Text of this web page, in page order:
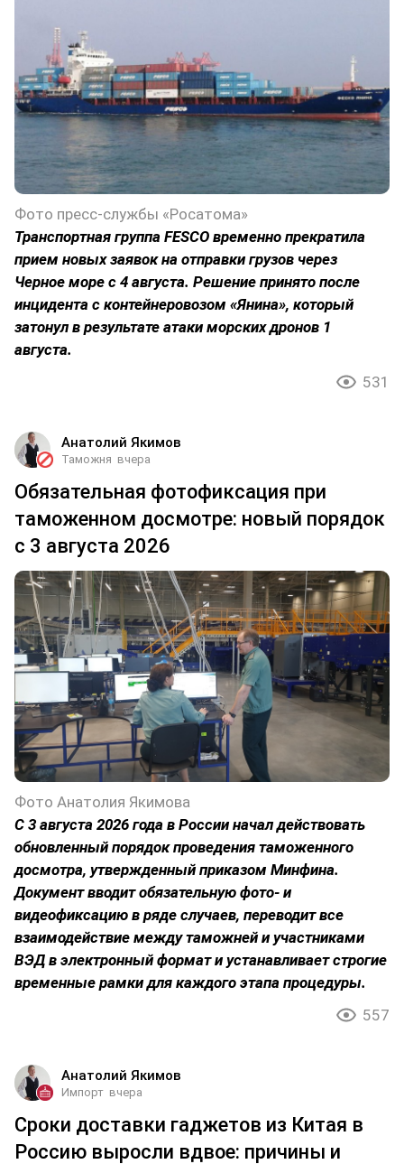
Фото пресс-службы «Росатома»
Транспортная группа FESCO временно прекратила
прием новых заявок на отправки грузов через
Черное море с 4 августа. Решение принято после
инцидента с контейнеровозом «Янина», который
затонул в результате атаки морских дронов 1
августа.
531
Анатолий Якимов
Таможня вчера
Обязательная фотофиксация при
таможенном досмотре: новый порядок
с 3 августа 2026
Фото Анатолия Якимова
С 3 августа 2026 года в России начал действовать
обновленный порядок проведения таможенного
досмотра, утвержденный приказом Минфина.
Документ вводит обязательную фото- и
видеофиксацию в ряде случаев, переводит все
взаимодействие между таможней и участниками
ВЭД в электронный формат и устанавливает строгие
временные рамки для каждого этапа процедуры.
557
Анатолий Якимов
Импорт вчера
Сроки доставки гаджетов из Китая в
Россию выросли вдвое: причины и